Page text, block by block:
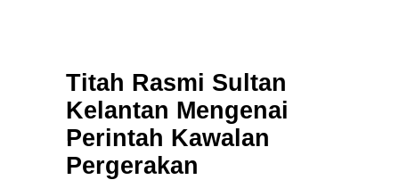
Titah Rasmi Sultan
Kelantan Mengenai
Perintah Kawalan
Pergerakan